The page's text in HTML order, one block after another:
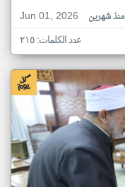
Jun 01, 2026
منذ شهرين
عدد الكلمات: ٢١٥